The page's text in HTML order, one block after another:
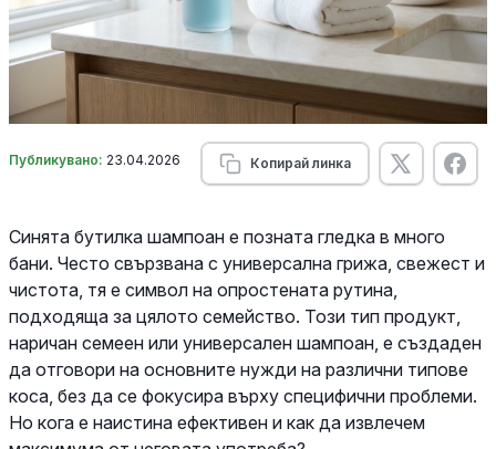
Публикувано: 23.04.2026 Копирай линка
Синята бутилка шампоан е позната гледка в много
бани. Често свързвана с универсална грижа, свежест и
чистота, тя е символ на опростената рутина,
подходяща за цялото семейство. Този тип продукт,
наричан семеен или универсален шампоан, е създаден
да отговори на основните нужди на различни типове
коса, без да се фокусира върху специфични проблеми.
Но кога е наистина ефективен и как да извлечем